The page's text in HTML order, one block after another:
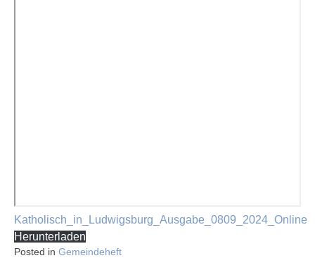
Katholisch_in_Ludwigsburg_Ausgabe_0809_2024_Online
Herunterladen
Posted in Gemeindeheft